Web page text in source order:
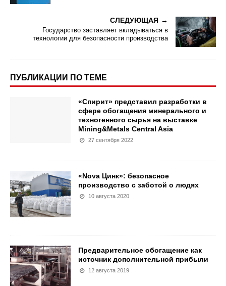
СЛЕДУЮЩАЯ
Государство заставляет вкладываться в
технологии для безопасности производства
ПУБЛИКАЦИИ ПО ТЕМЕ
«Спирит» представил разработки в
сфере обогащения минерального и
техногенного сырья на выставке
Mining&Metals Central Asia
27 сентября 2022
«Nova Цинк»: безопасное
производство с заботой о людях
10 августа 2020
Предварительное обогащение как
источник дополнительной прибыли
12 августа 2019